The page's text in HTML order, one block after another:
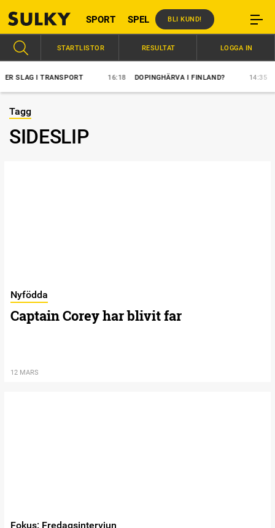
SPORT SPEL BLI KUND!
SLAG I TRANSPORT 16:18 DOPINGHÄRVA I FINLAND? 14:35
STARTLISTOR RESULTAT LOGGA IN
Tagg
SIDESLIP
Nyfödda
Captain Corey har blivit far
12 MARS
Fokus: Fredagsintervjun